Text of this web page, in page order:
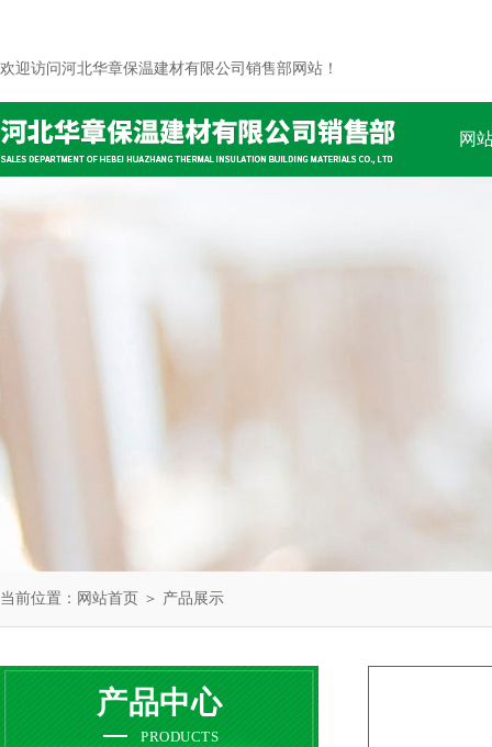
欢迎访问河北华章保温建材有限公司销售部网站！
网
当前位置： 网站首页 ＞ 产品展示
产品中心
PRODUCTS